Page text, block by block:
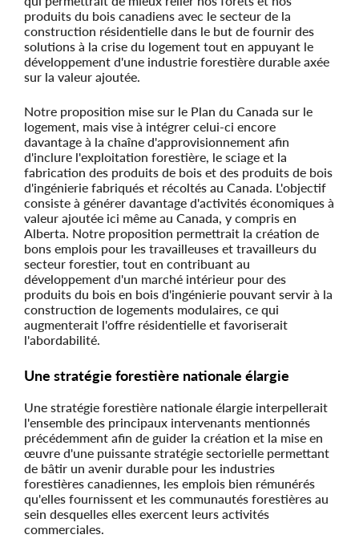
produits du bois canadiens avec le secteur de la
construction résidentielle dans le but de fournir des
solutions à la crise du logement tout en appuyant le
développement d'une industrie forestière durable axée
sur la valeur ajoutée.
Notre proposition mise sur le Plan du Canada sur le
logement, mais vise à intégrer celui-ci encore
davantage à la chaîne d'approvisionnement afin
d'inclure l'exploitation forestière, le sciage et la
fabrication des produits de bois et des produits de bois
d'ingénierie fabriqués et récoltés au Canada. L'objectif
consiste à générer davantage d'activités économiques à
valeur ajoutée ici même au Canada, y compris en
Alberta. Notre proposition permettrait la création de
bons emplois pour les travailleuses et travailleurs du
secteur forestier, tout en contribuant au
développement d'un marché intérieur pour des
produits du bois en bois d'ingénierie pouvant servir à la
construction de logements modulaires, ce qui
augmenterait l'offre résidentielle et favoriserait
l'abordabilité.
Une stratégie forestière nationale élargie
Une stratégie forestière nationale élargie interpellerait
l'ensemble des principaux intervenants mentionnés
précédemment afin de guider la création et la mise en
œuvre d'une puissante stratégie sectorielle permettant
de bâtir un avenir durable pour les industries
forestières canadiennes, les emplois bien rémunérés
qu'elles fournissent et les communautés forestières au
sein desquelles elles exercent leurs activités
commerciales.